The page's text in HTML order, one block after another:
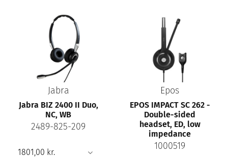
Jabra
Jabra BIZ 2400 II Duo,
NC, WB
2489-825-209
Epos
EPOS IMPACT SC 262 -
Double-sided
headset, ED, low
impedance
1000519